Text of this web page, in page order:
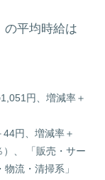
の平均時給は
円、増減率＋
円、増減率＋
、 「販売・サー
流・清掃系」